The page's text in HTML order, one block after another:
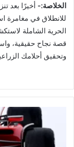
الخلاصة:- أخيرًا بعد
للانطلاق في مغامرة
الحرية الشاملة
قصة نجاح حقيقية،
وتحقيق أحلامك